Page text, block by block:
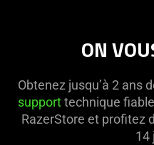
ON
Obtenez jusqu’à 2 ans
supporttechnique
RazerStore et profitez
14